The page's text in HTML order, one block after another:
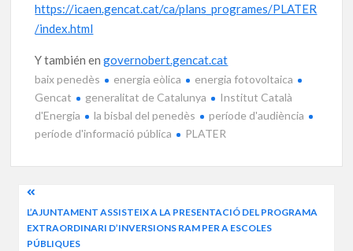
https://icaen.gencat.cat/ca/plans_programes/PLATER
/index.html
Y también engovernobert.gencat.cat
baix penedès energia eòlica
energia fotovoltaica
Gencat
generalitat de Catalunya
Institut Català
d'Energia
la bisbal del penedès
període d'audiència
període d'informació pública
PLATER
Navegació
d'entrades
L’AJUNTAMENT ASSISTEIX A LA PRESENTACIÓ DEL PROGRAMA
EXTRAORDINARI D’INVERSIONS RAM PER A ESCOLES
PÚBLIQUES